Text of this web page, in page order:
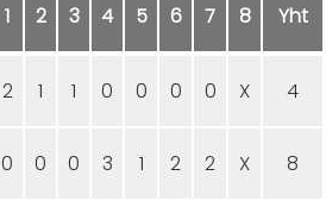
1 2 3 4 5 6 7 8 Yht
2 1 1 0 0 0 0 X 4
0 0 0 3 1 2 2 X 8